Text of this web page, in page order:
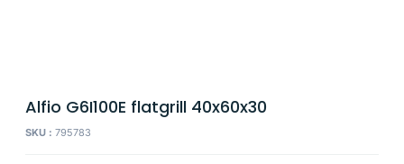
Alfio G6I100E flatgrill 40x60x30
SKU : 795783